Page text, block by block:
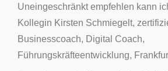
Blog
Uneingeschränkt empfehlen kann
Kollegin Kirsten Schmiegelt,
Businesscoach, Digital Coach,
Führungskräfteentwicklung,